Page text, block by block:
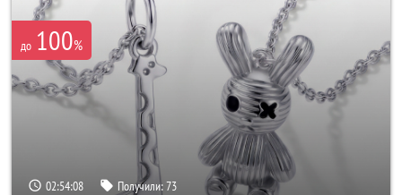
до 100%
02:54:07 Получили:73